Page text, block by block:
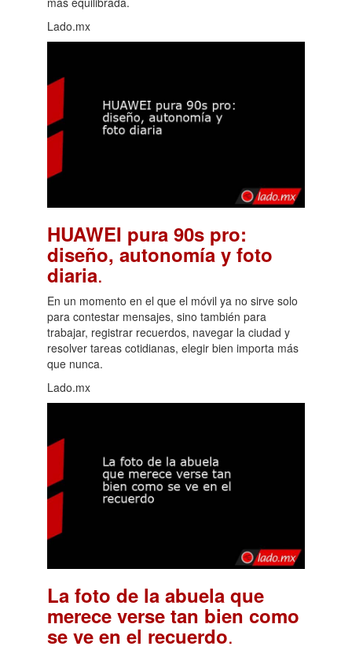
Lado.mx
HUAWEI pura 90s pro:
diseño, autonomía y foto
diaria.
En un momento en el que el móvil ya no sirve solo
para contestar mensajes, sino también para
trabajar, registrar recuerdos, navegar la ciudad y
resolver tareas cotidianas, elegir bien importa más
que nunca.
Lado.mx
La foto de la abuela que
merece verse tan bien como
se ve en el recuerdo.